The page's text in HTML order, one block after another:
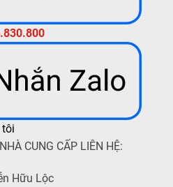
tôi
CUNG CẤP LIÊN HỆ:
Hữu Lộc